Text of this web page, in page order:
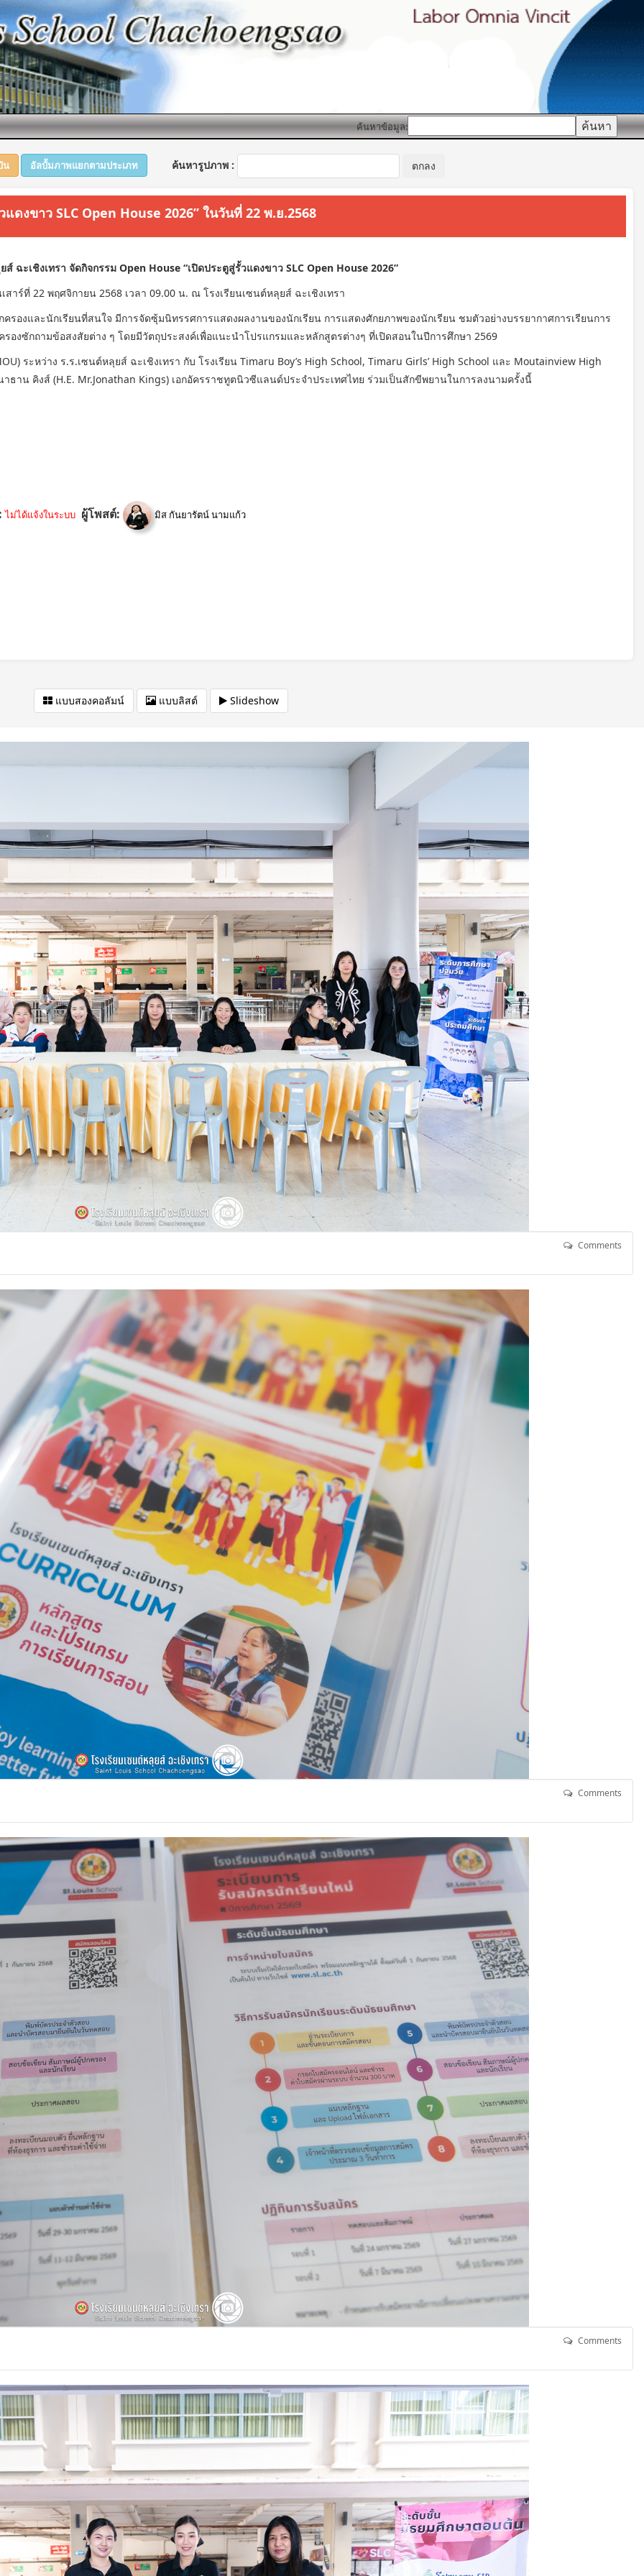
ค้นหาข้อมูล:
น อัลบั้มภาพแยกตามประเภท ค้นหารูปภาพ :
ดงขาว SLC Open House 2026” ในวันที่ 22 พ.ย.2568
ส์ ฉะเชิงเทรา จัดกิจกรรม Open House “เปิดประตูสู่รั้วแดงขาว SLC Open House 2026”
สาร์ที่ 22 พฤศจิกายน 2568 เวลา 09.00 น. ณ โรงเรียนเซนต์หลุยส์ ฉะเชิงเทรา
รองและนักเรียนที่สนใจ มีการจัดซุ้มนิทรรศการแสดงผลงานของนักเรียน การแสดงศักยภาพของนักเรียน ชมตัวอย่างบรรยากาศการเรียนการ
รองซักถามข้อสงสัยต่าง ๆ โดยมีวัตถุประสงค์เพื่อแนะนำโปรแกรมและหลักสูตรต่างๆ ที่เปิดสอนในปีการศึกษา 2569
ระหว่าง ร.ร.เซนต์หลุยส์ ฉะเชิงเทรา กับ โรงเรียน Timaru Boy’s High School, Timaru Girls’ High School และ Moutainview High
าน คิงส์ (H.E. Mr.Jonathan Kings) เอกอัครราชทูตนิวซีแลนด์ประจำประเทศไทย ร่วมเป็นสักขีพยานในการลงนามครั้งนี้
ไม่ได้แจ้งในระบบ ผู้โพสต์: มิส กันยารัตน์ นามแก้ว
แบบสองคอลัมน์ แบบลิสต์ Slideshow
Comments
Comments
Comments